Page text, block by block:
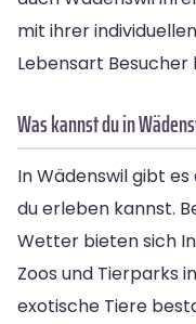
mit ihrer
Lebensart
Was kannst du in
In Wädenswil gibt
du erleben kannst.
Wetter bieten sich
Zoos und Tierparks
exotische Tiere